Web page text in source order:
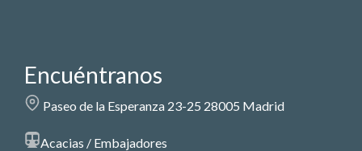
Encuéntranos
Paseo de la Esperanza 23-25 28005 Madrid
Acacias / Embajadores